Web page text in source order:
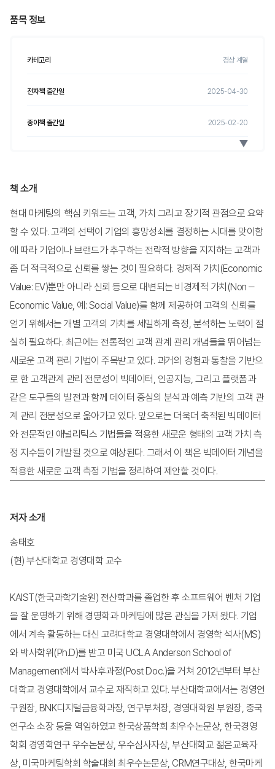
품목 정보
카테고리 경상 계열
전자책 출간일 2025-04-30
종이책 출간일 2025-02-20
종이책 ISBN
전자책 정가 17,000원
종이책 정가 17,000 원
책 소개
현대 마케팅의 핵심 키워드는 고객, 가치 그리고 장기적 관점으로 요약
할 수 있다. 고객의 선택이 기업의 흥망성쇠를 결정하는 시대를 맞이함
에 따라 기업이나 브랜드가 추구하는 전략적 방향을 지지하는 고객과
좀 더 적극적으로 신뢰를 쌓는 것이 필요하다. 경제적 가치(Economic
Value: EV)뿐만 아니라 신뢰 등으로 대변되는 비경제적 가치(Non－
Economic Value, 예: Social Value)를 함께 제공하여 고객의 신뢰를
얻기 위해서는 개별 고객의 가치를 세밀하게 측정, 분석하는 노력이 절
실히 필요하다. 최근에는 전통적인 고객 관계 관리 개념들을 뛰어넘는
새로운 고객 관리 기법이 주목받고 있다. 과거의 경험과 통찰을 기반으
로 한 고객관계 관리 전문성이 빅데이터, 인공지능, 그리고 플랫폼과
같은 도구들의 발전과 함께 데이터 중심의 분석과 예측 기반의 고객 관
계 관리 전문성으로 옮아가고 있다. 앞으로는 더욱더 축적된 빅데이터
와 전문적인 애널리틱스 기법들을 적용한 새로운 형태의 고객 가치 측
정 지수들이 개발될 것으로 예상된다. 그래서 이 책은 빅데이터 개념을
적용한 새로운 고객 측정 기법을 정리하여 제안할 것이다.
저자 소개
송태호
(현) 부산대학교 경영대학 교수
KAIST(한국과학기술원) 전산학과를 졸업한 후 소프트웨어 벤처 기업
을 잘 운영하기 위해 경영학과 마케팅에 많은 관심을 가져 왔다. 기업
에서 계속 활동하는 대신 고려대학교 경영대학에서 경영학 석사(MS)
와 박사학위(Ph.D)를 받고 미국 UCLA Anderson School of
Management에서 박사후과정(Post Doc.)을 거쳐 2012년부터 부산
대학교 경영대학에서 교수로 재직하고 있다. 부산대학교에서는 경영연
구원장, BNK디지털금융학과장, 연구부처장, 경영대학원 부원장, 중국
연구소 소장 등을 역임하였고 한국상품학회 최우수논문상, 한국경영
학회 경영학연구 우수논문상, 우수심사자상, 부산대학교 젊은교육자
상, 미국마케팅학회 학술대회 최우수논문상, CRM연구대상, 한국마케